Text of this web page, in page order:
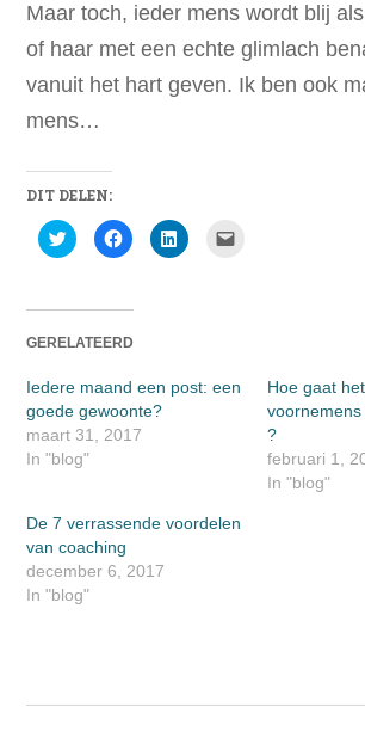
Maar toch, ieder mens wordt blij
of haar met een echte glimlach
vanuit het hart geven. Ik ben ook
mens…
DIT DELEN:
Klik
om
Twitter
in
een
geopend)
Klik
om
Facebook
in
een
venster
geopend)
Klik
om
venster
geopend)een
nieuw
venster
geopend)
GERELATEERD
Iedere maand een post: een
goede gewoonte?
maart 31, 2017
In "blog"
Hoe gaat
?
februari 1,
In "blog"
De 7 verrassende voordelen
van coaching
december 6, 2017
In "blog"